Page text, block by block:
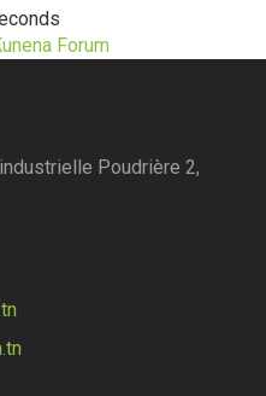
Forum
Poudrière 2,